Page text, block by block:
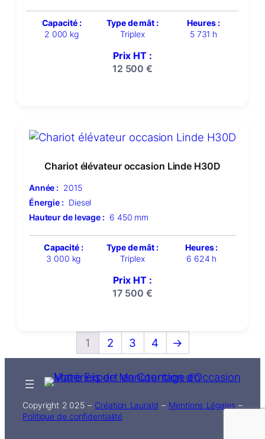
Capacité :
2 000 kg
Type de mât :
Triplex
Heures :
5 731 h
Prix HT :
12 500€
Chariot élévateur occasion Linde H30D
Année : 2015
Énergie : Diesel
Hauteur de levage : 6 450 mm
Capacité :
3 000 kg
Type de mât :
Triplex
Heures :
6 624 h
Prix HT :
17 500 €
1 2 3 4 →
Copyright 2 025 – Création Laurald – Mentions Légales–
Politique de confidentialité